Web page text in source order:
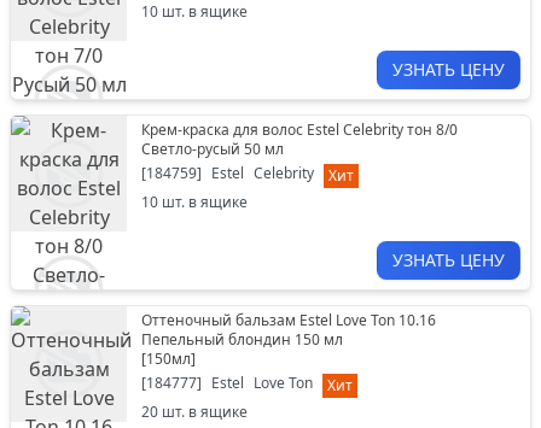
10 шт. в ящике
УЗНАТЬ ЦЕНУ
Крем-краска для волос Estel Celebrity тон 8/0
Светло-русый 50 мл
[184759] Estel Celebrity
Хит
10 шт. в ящике
УЗНАТЬ ЦЕНУ
Оттеночный бальзам Estel Love Ton 10.16
Пепельный блондин 150 мл
[150мл]
[184777] Estel Love Ton
Хит
20 шт. в ящике